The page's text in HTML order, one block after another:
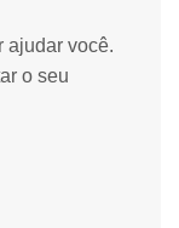
ajudar você.
o seu